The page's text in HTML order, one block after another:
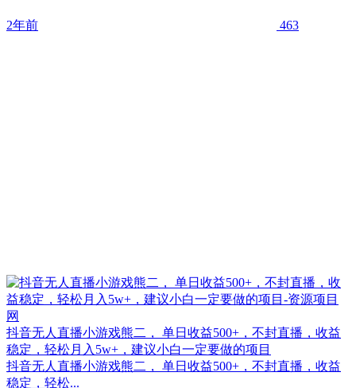
2年前 463
抖音无人直播小游戏熊二， 单日收益500+，不封直播，收益
稳定，轻松月入5w+，建议小白一定要做的项目
抖音无人直播小游戏熊二， 单日收益500+，不封直播，收益
稳定，轻松...